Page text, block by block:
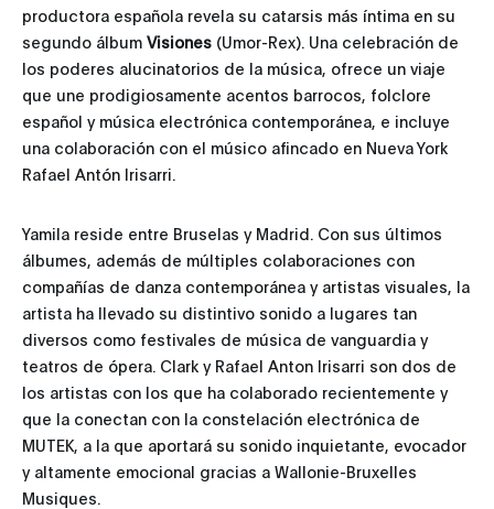
productora española revela su catarsis más íntima en su
segundo álbum Visiones (Umor-Rex). Una celebración de
los poderes alucinatorios de la música, ofrece un viaje
que une prodigiosamente acentos barrocos, folclore
español y música electrónica contemporánea, e incluye
una colaboración con el músico afincado en Nueva York
Rafael Antón Irisarri.
Yamila reside entre Bruselas y Madrid. Con sus últimos
álbumes, además de múltiples colaboraciones con
compañías de danza contemporánea y artistas visuales, la
artista ha llevado su distintivo sonido a lugares tan
diversos como festivales de música de vanguardia y
teatros de ópera. Clark y Rafael Anton Irisarri son dos de
los artistas con los que ha colaborado recientemente y
que la conectan con la constelación electrónica de
MUTEK, a la que aportará su sonido inquietante, evocador
y altamente emocional gracias a Wallonie-Bruxelles
Musiques.